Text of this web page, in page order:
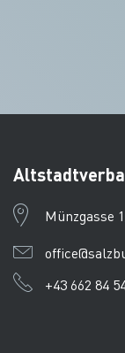
Münzgasse
+43 662 84